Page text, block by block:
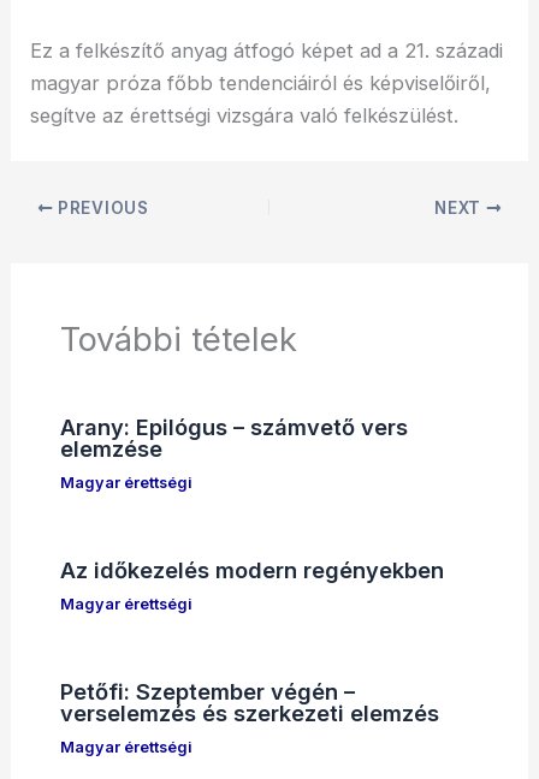
Ez a felkészítő anyag átfogó képet ad a 21. századi
magyar próza főbb tendenciáiról és képviselőiről,
segítve az érettségi vizsgára való felkészülést.
PREVIOUS NEXT
További tételek
Arany: Epilógus – számvető vers
elemzése
Magyar érettségi
Az időkezelés modern regényekben
Magyar érettségi
Petőfi: Szeptember végén –
verselemzés és szerkezeti elemzés
Magyar érettségi